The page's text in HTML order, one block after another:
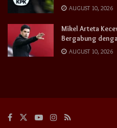
AUGUST 10, 2026
Mikel Arteta
Bergabung
AUGUST 10, 2026